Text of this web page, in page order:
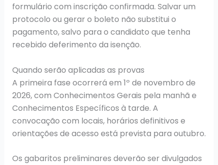
formulário com inscrição confirmada. Salvar um
protocolo ou gerar o boleto não substitui o
pagamento, salvo para o candidato que tenha
recebido deferimento da isenção.
Quando serão aplicadas as provas
A primeira fase ocorrerá em 1º de novembro de
2026, com Conhecimentos Gerais pela manhã e
Conhecimentos Específicos à tarde. A
convocação com locais, horários definitivos e
orientações de acesso está prevista para outubro.
Os gabaritos preliminares deverão ser divulgados